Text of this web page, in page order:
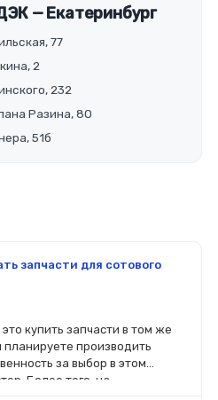
— Екатеринбург
77
2
232
Разина, 80
51б
запчасти для сотового
купить запчасти в том же
планируете производить
за выбор в этом
Более того, на